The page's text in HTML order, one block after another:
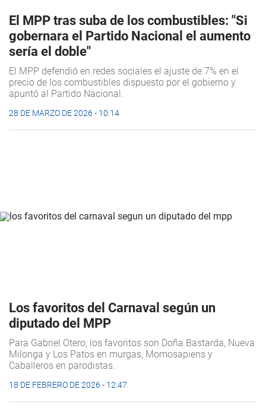
El MPP tras suba de los combustibles: "Si
gobernara el Partido Nacional el aumento
sería el doble"
El MPP defendió en redes sociales el ajuste de 7% en el
precio de los combustibles dispuesto por el gobierno y
apuntó al Partido Nacional.
28 DE MARZO DE 2026 - 10:14
Los favoritos del Carnaval según un
diputado del MPP
Para Gabriel Otero, los favoritos son Doña Bastarda, Nueva
Milonga y Los Patos en murgas, Momosapiens y
Caballeros en parodistas.
18 DE FEBRERO DE 2026 - 12:47